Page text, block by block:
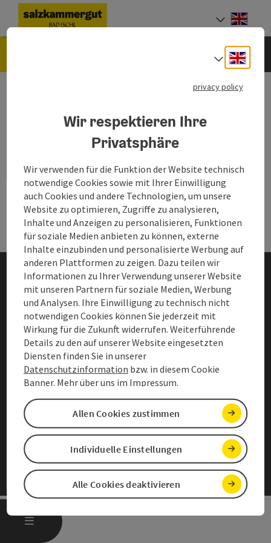
Accesskey
[0]
Accesskey
[1]
Accesskey
[2]
Accesskey
[7]
MENUOPEN MAIN MENU
This is a past event and
therefore not
displayed anymore.
Presse & Bilder
Privacy Notice
Declaration of accessibility
Legal Information
Adjust cookies
Select
privacy policy
Wir respektieren Ihre
Privatsphäre
Wir verwenden für die Funktion der Website technisch
notwendige Cookies sowie mit Ihrer Einwilligung
auch Cookies und andere Technologien, um unsere
Website zu optimieren, Zugriffe zu analysieren,
Inhalte und Anzeigen zu personalisieren, Funktionen
für soziale Medien anbieten zu können, externe
Inhalte einzubinden und personalisierte Werbung auf
anderen Plattformen zu zeigen. Dazu teilen wir
Informationen zu Ihrer Verwendung unserer Website
mit unseren Partnern für soziale Medien, Werbung
und Analysen. Ihre Einwilligung zu technisch nicht
notwendigen Cookies können Sie jederzeit mit
Wirkung für die Zukunft widerrufen. Weiterführende
Details zu den auf unserer Website eingesetzten
Diensten finden Sie in unserer
Datenschutzinformation bzw. in diesem Cookie
Banner. Mehr über uns im Impressum.
Alle Cookies deaktivieren
Individuelle Einstellungen
Allen Cookies zustimmen